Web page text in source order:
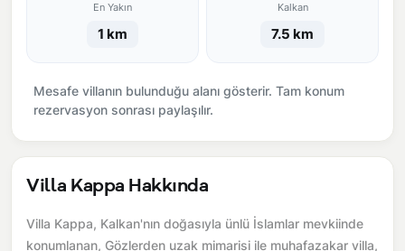
En Yakın
1 km
Kalkan
7.5 km
Mesafe villanın bulunduğu alanı gösterir. Tam konum
rezervasyon sonrası paylaşılır.
Villa Kappa Hakkında
Villa Kappa, Kalkan'nın doğasıyla ünlü İslamlar mevkiinde
konumlanan, Gözlerden uzak mimarisi ile muhafazakar villa,